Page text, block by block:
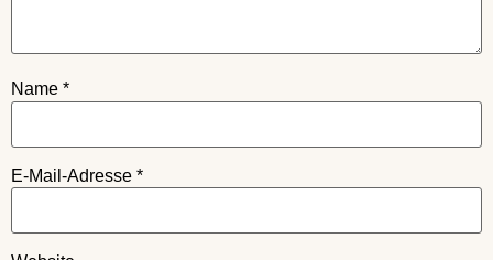
Name *
E-Mail-Adresse *